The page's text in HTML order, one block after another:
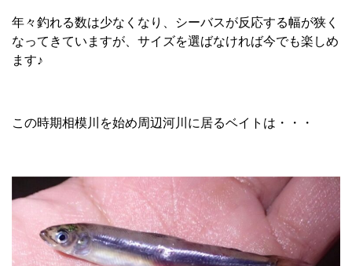
年々釣れる数は少なくなり、シーバスが反応する幅が狭く
なってきていますが、サイズを選ばなければ今でも楽しめ
ます♪
この時期相模川を始め周辺河川に居るベイトは・・・